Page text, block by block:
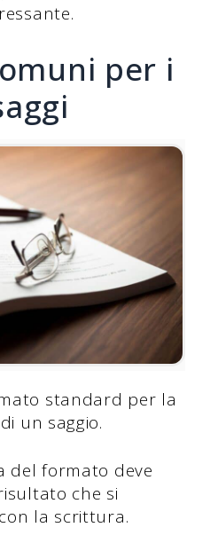
per i
standard per la
un saggio.
del formato deve
che si
la scrittura.